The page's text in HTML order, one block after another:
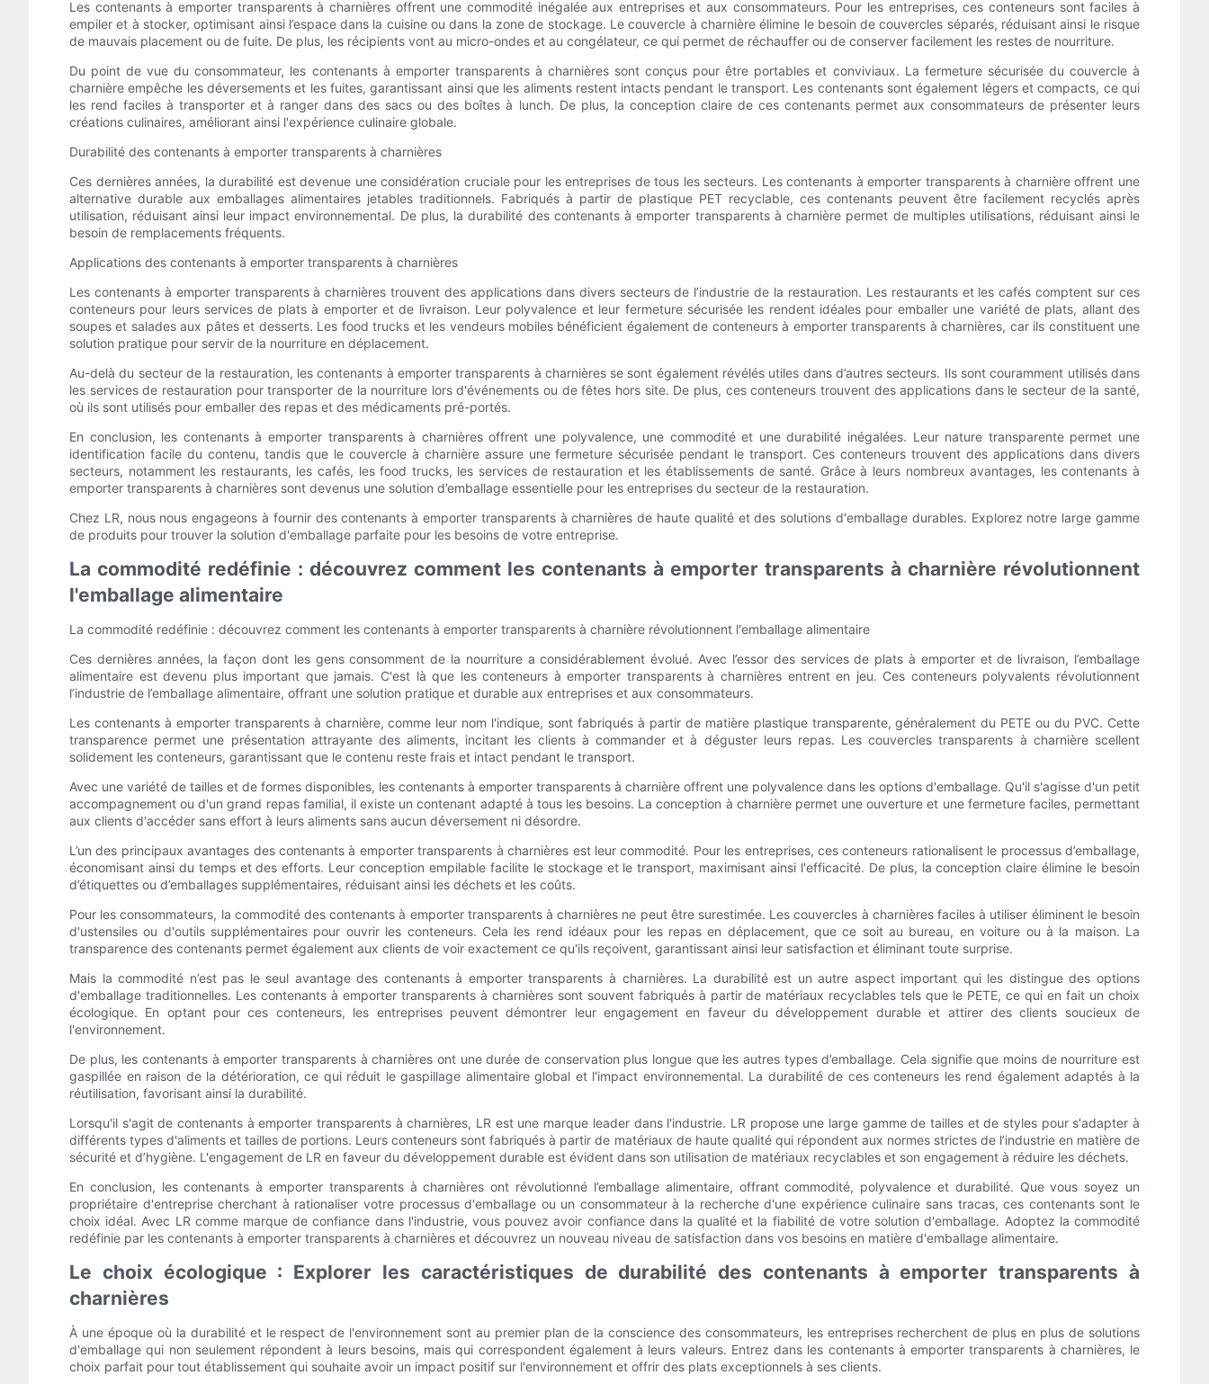
Les contenants à emporter transparents à charnières offrent une commodité inégalée aux entreprises et aux consommateurs. Pour les entreprises, ces conteneurs sont faciles à
empiler et à stocker, optimisant ainsi l’espace dans la cuisine ou dans la zone de stockage. Le couvercle à charnière élimine le besoin de couvercles séparés, réduisant ainsi le risque
de mauvais placement ou de fuite. De plus, les récipients vont au micro-ondes et au congélateur, ce qui permet de réchauffer ou de conserver facilement les restes de nourriture.
Du point de vue du consommateur, les contenants à emporter transparents à charnières sont conçus pour être portables et conviviaux. La fermeture sécurisée du couvercle à
charnière empêche les déversements et les fuites, garantissant ainsi que les aliments restent intacts pendant le transport. Les contenants sont également légers et compacts, ce qui
les rend faciles à transporter et à ranger dans des sacs ou des boîtes à lunch. De plus, la conception claire de ces contenants permet aux consommateurs de présenter leurs
créations culinaires, améliorant ainsi l'expérience culinaire globale.
Durabilité des contenants à emporter transparents à charnières
Ces dernières années, la durabilité est devenue une considération cruciale pour les entreprises de tous les secteurs. Les contenants à emporter transparents à charnière offrent une
alternative durable aux emballages alimentaires jetables traditionnels. Fabriqués à partir de plastique PET recyclable, ces contenants peuvent être facilement recyclés après
utilisation, réduisant ainsi leur impact environnemental. De plus, la durabilité des contenants à emporter transparents à charnière permet de multiples utilisations, réduisant ainsi le
besoin de remplacements fréquents.
Applications des contenants à emporter transparents à charnières
Les contenants à emporter transparents à charnières trouvent des applications dans divers secteurs de l’industrie de la restauration. Les restaurants et les cafés comptent sur ces
conteneurs pour leurs services de plats à emporter et de livraison. Leur polyvalence et leur fermeture sécurisée les rendent idéales pour emballer une variété de plats, allant des
soupes et salades aux pâtes et desserts. Les food trucks et les vendeurs mobiles bénéficient également de conteneurs à emporter transparents à charnières, car ils constituent une
solution pratique pour servir de la nourriture en déplacement.
Au-delà du secteur de la restauration, les contenants à emporter transparents à charnières se sont également révélés utiles dans d’autres secteurs. Ils sont couramment utilisés dans
les services de restauration pour transporter de la nourriture lors d'événements ou de fêtes hors site. De plus, ces conteneurs trouvent des applications dans le secteur de la santé,
où ils sont utilisés pour emballer des repas et des médicaments pré-portés.
En conclusion, les contenants à emporter transparents à charnières offrent une polyvalence, une commodité et une durabilité inégalées. Leur nature transparente permet une
identification facile du contenu, tandis que le couvercle à charnière assure une fermeture sécurisée pendant le transport. Ces conteneurs trouvent des applications dans divers
secteurs, notamment les restaurants, les cafés, les food trucks, les services de restauration et les établissements de santé. Grâce à leurs nombreux avantages, les contenants à
emporter transparents à charnières sont devenus une solution d’emballage essentielle pour les entreprises du secteur de la restauration.
Chez LR, nous nous engageons à fournir des contenants à emporter transparents à charnières de haute qualité et des solutions d'emballage durables. Explorez notre large gamme
de produits pour trouver la solution d'emballage parfaite pour les besoins de votre entreprise.
La commodité redéfinie : découvrez comment les contenants à emporter transparents à charnière révolutionnent
l'emballage alimentaire
La commodité redéfinie : découvrez comment les contenants à emporter transparents à charnière révolutionnent l'emballage alimentaire
Ces dernières années, la façon dont les gens consomment de la nourriture a considérablement évolué. Avec l’essor des services de plats à emporter et de livraison, l’emballage
alimentaire est devenu plus important que jamais. C'est là que les conteneurs à emporter transparents à charnières entrent en jeu. Ces conteneurs polyvalents révolutionnent
l’industrie de l’emballage alimentaire, offrant une solution pratique et durable aux entreprises et aux consommateurs.
Les contenants à emporter transparents à charnière, comme leur nom l'indique, sont fabriqués à partir de matière plastique transparente, généralement du PETE ou du PVC. Cette
transparence permet une présentation attrayante des aliments, incitant les clients à commander et à déguster leurs repas. Les couvercles transparents à charnière scellent
solidement les conteneurs, garantissant que le contenu reste frais et intact pendant le transport.
Avec une variété de tailles et de formes disponibles, les contenants à emporter transparents à charnière offrent une polyvalence dans les options d'emballage. Qu'il s'agisse d'un petit
accompagnement ou d'un grand repas familial, il existe un contenant adapté à tous les besoins. La conception à charnière permet une ouverture et une fermeture faciles, permettant
aux clients d'accéder sans effort à leurs aliments sans aucun déversement ni désordre.
L’un des principaux avantages des contenants à emporter transparents à charnières est leur commodité. Pour les entreprises, ces conteneurs rationalisent le processus d’emballage,
économisant ainsi du temps et des efforts. Leur conception empilable facilite le stockage et le transport, maximisant ainsi l'efficacité. De plus, la conception claire élimine le besoin
d’étiquettes ou d’emballages supplémentaires, réduisant ainsi les déchets et les coûts.
Pour les consommateurs, la commodité des contenants à emporter transparents à charnières ne peut être surestimée. Les couvercles à charnières faciles à utiliser éliminent le besoin
d'ustensiles ou d'outils supplémentaires pour ouvrir les conteneurs. Cela les rend idéaux pour les repas en déplacement, que ce soit au bureau, en voiture ou à la maison. La
transparence des contenants permet également aux clients de voir exactement ce qu'ils reçoivent, garantissant ainsi leur satisfaction et éliminant toute surprise.
Mais la commodité n’est pas le seul avantage des contenants à emporter transparents à charnières. La durabilité est un autre aspect important qui les distingue des options
d'emballage traditionnelles. Les contenants à emporter transparents à charnières sont souvent fabriqués à partir de matériaux recyclables tels que le PETE, ce qui en fait un choix
écologique. En optant pour ces conteneurs, les entreprises peuvent démontrer leur engagement en faveur du développement durable et attirer des clients soucieux de
l'environnement.
De plus, les contenants à emporter transparents à charnières ont une durée de conservation plus longue que les autres types d’emballage. Cela signifie que moins de nourriture est
gaspillée en raison de la détérioration, ce qui réduit le gaspillage alimentaire global et l'impact environnemental. La durabilité de ces conteneurs les rend également adaptés à la
réutilisation, favorisant ainsi la durabilité.
Lorsqu'il s'agit de contenants à emporter transparents à charnières, LR est une marque leader dans l'industrie. LR propose une large gamme de tailles et de styles pour s'adapter à
différents types d'aliments et tailles de portions. Leurs conteneurs sont fabriqués à partir de matériaux de haute qualité qui répondent aux normes strictes de l’industrie en matière de
sécurité et d’hygiène. L'engagement de LR en faveur du développement durable est évident dans son utilisation de matériaux recyclables et son engagement à réduire les déchets.
En conclusion, les contenants à emporter transparents à charnières ont révolutionné l’emballage alimentaire, offrant commodité, polyvalence et durabilité. Que vous soyez un
propriétaire d'entreprise cherchant à rationaliser votre processus d'emballage ou un consommateur à la recherche d'une expérience culinaire sans tracas, ces contenants sont le
choix idéal. Avec LR comme marque de confiance dans l'industrie, vous pouvez avoir confiance dans la qualité et la fiabilité de votre solution d'emballage. Adoptez la commodité
redéfinie par les contenants à emporter transparents à charnières et découvrez un nouveau niveau de satisfaction dans vos besoins en matière d'emballage alimentaire.
Le choix écologique : Explorer les caractéristiques de durabilité des contenants à emporter transparents à
charnières
À une époque où la durabilité et le respect de l'environnement sont au premier plan de la conscience des consommateurs, les entreprises recherchent de plus en plus de solutions
d'emballage qui non seulement répondent à leurs besoins, mais qui correspondent également à leurs valeurs. Entrez dans les contenants à emporter transparents à charnières, le
choix parfait pour tout établissement qui souhaite avoir un impact positif sur l'environnement et offrir des plats exceptionnels à ses clients.